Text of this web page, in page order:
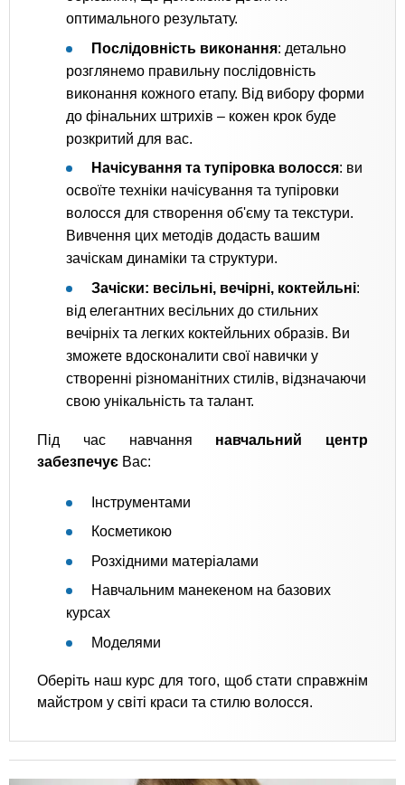
оптимального результату.
Послідовність виконання: детально
розглянемо правильну послідовність
виконання кожного етапу. Від вибору форми
до фінальних штрихів – кожен крок буде
розкритий для вас.
Начісування та тупіровка волосся: ви
освоїте техніки начісування та тупіровки
волосся для створення об'єму та текстури.
Вивчення цих методів додасть вашим
зачіскам динаміки та структури.
Зачіски: весільні, вечірні, коктейльні:
від елегантних весільних до стильних
вечірніх та легких коктейльних образів. Ви
зможете вдосконалити свої навички у
створенні різноманітних стилів, відзначаючи
свою унікальність та талант.
Під час навчання навчальний центр
забезпечує Вас:
Інструментами
Косметикою
Розхідними матеріалами
Навчальним манекеном на базових
курсах
Моделями
Оберіть наш курс для того, щоб стати справжнім
майстром у світі краси та стилю волосся.